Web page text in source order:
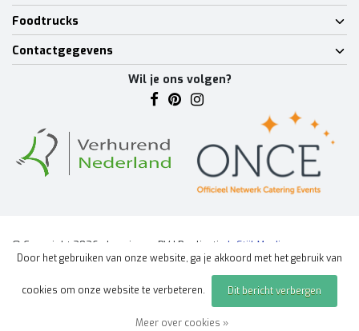
Foodtrucks
Contactgegevens
Wil je ons volgen?
© Copyright 2026 - Lumineux BV | Realisatie
InStijl Media
Algemene voorwaarden|Disclaimer|Privacy Policy|Sitemap |
Door het gebruiken van onze website, ga je akkoord met het gebruik van
cookies om onze website te verbeteren. Dit bericht verbergen
Meer over cookies »